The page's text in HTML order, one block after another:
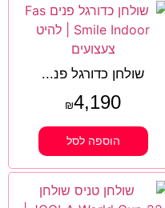
שולחן כדורגל פנ...
₪4,190
הוספה לסל